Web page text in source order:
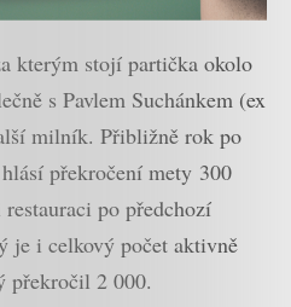
kterým stojí partička okolo
s Pavlem Suchánkem (ex
milník. Přibližně rok po
překročení mety 300
po předchozí
je i celkový počet aktivně
překročil 2 000.